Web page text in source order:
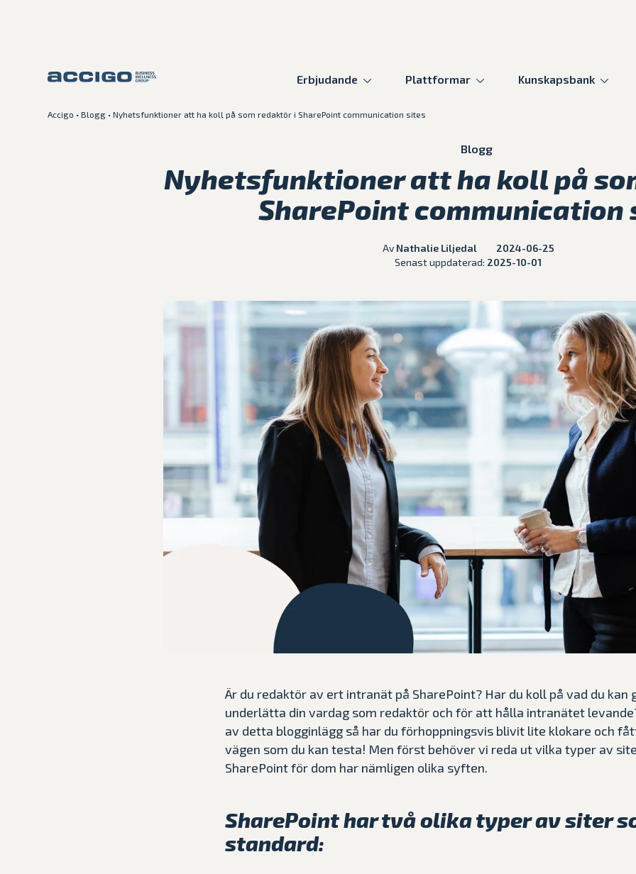
Erbjudande Plattformar Kunskapsbank
Karriär Kontakt
Våra case
Accigo •Blogg •Nyhetsfunktioner att ha koll på som redaktör i SharePoint communication sites
Blogg
Nyhetsfunktioner att ha koll på
SharePoint communication
Av Nathalie Liljedal
2024-06-25
Senast uppdaterad: 2025-10-01
Är du redaktör av ert intranät på SharePoint? Har du koll på vad du kan
underlätta din vardag som redaktör och för att hålla intranätet
av detta blogginlägg så har du förhoppningsvis blivit lite klokare och
vägen som du kan testa! Men först behöver vi reda ut vilka typer av
SharePoint för dom har nämligen olika syften.
SharePoint har två olika typer av siter
standard: